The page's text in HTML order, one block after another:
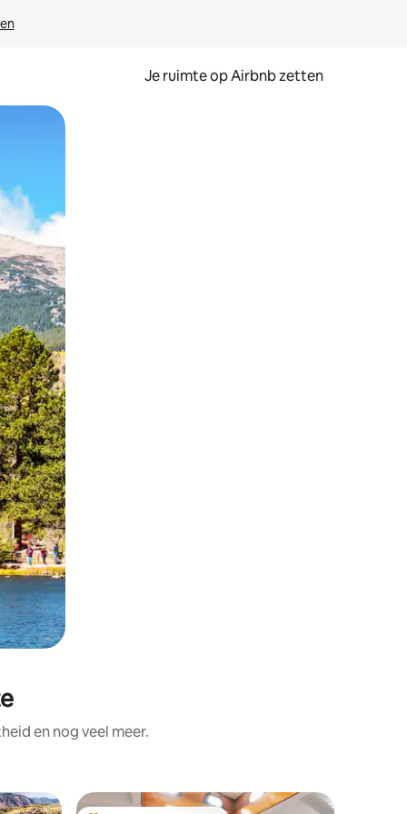
Je ruimte op Airbnb zetten
of swipen.
en nog veel meer.